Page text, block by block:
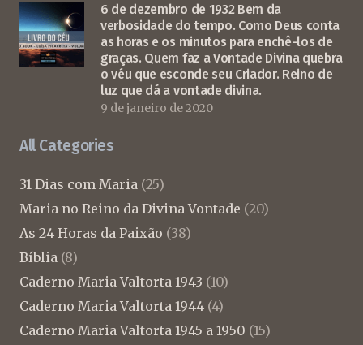
6 de dezembro de 1932 Bem da
verbosidade do tempo. Como Deus conta
as horas e os minutos para enchê-los de
graças. Quem faz a Vontade Divina quebra
o véu que esconde seu Criador. Reino de
luz que dá a vontade divina.
9 de janeiro de 2020
All Categories
31 Dias com Maria (25)
Maria no Reino da Divina Vontade (20)
As 24 Horas da Paixão (38)
Bíblia (8)
Caderno Maria Valtorta 1943 (10)
Caderno Maria Valtorta 1944 (4)
Caderno Maria Valtorta 1945 a 1950 (15)